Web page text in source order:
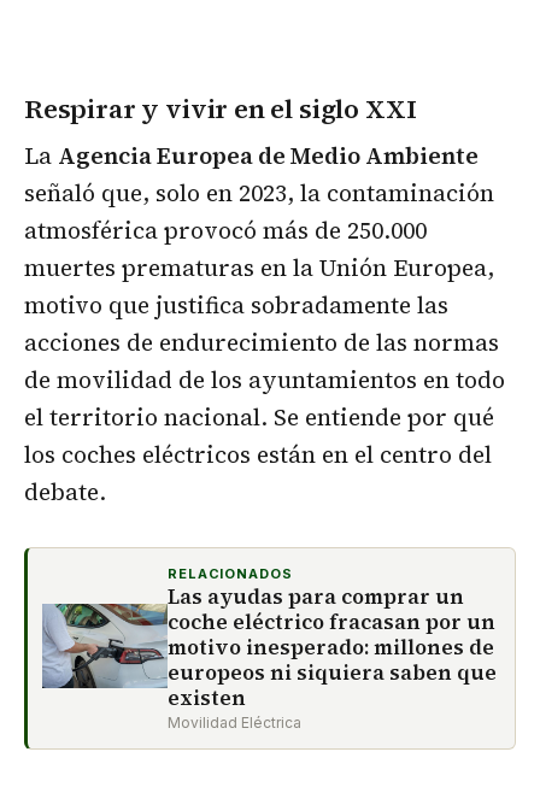
Respirar y vivir en el siglo XXI
La Agencia Europea de Medio Ambiente
señaló que, solo en 2023, la contaminación
atmosférica provocó más de 250.000
muertes prematuras en la Unión Europea,
motivo que justifica sobradamente las
acciones de endurecimiento de las normas
de movilidad de los ayuntamientos en todo
el territorio nacional. Se entiende por qué
los coches eléctricos están en el centro del
debate.
RELACIONADOS
Las ayudas para comprar un
coche eléctrico fracasan por un
motivo inesperado: millones de
europeos ni siquiera saben que
existen
Movilidad Eléctrica